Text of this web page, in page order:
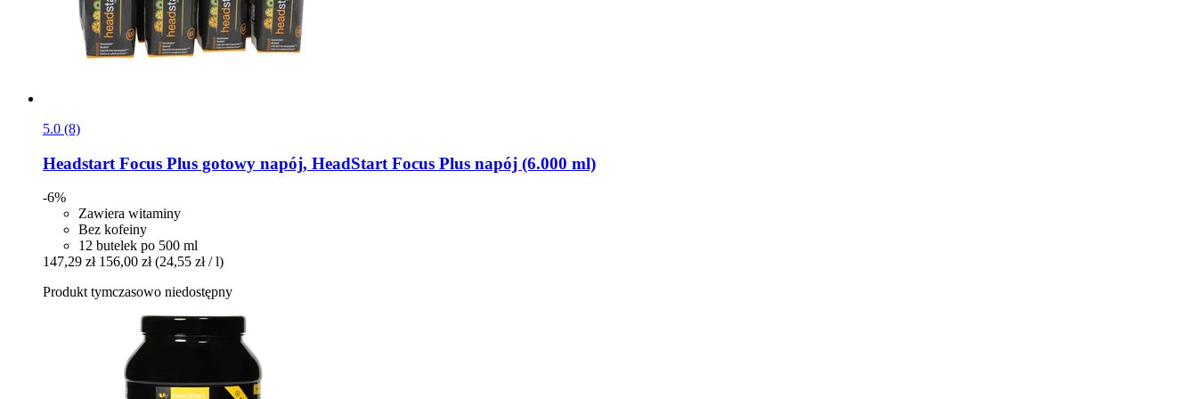
5.0 (8)
Headstart Focus Plus gotowy napój, HeadStart Focus Plus napój (6.000 ml)
-6%
Zawiera witaminy
Bez kofeiny
12 butelek po 500 ml
147,29 zł 156,00 zł (24,55 zł / l)
Produkt tymczasowo niedostępny